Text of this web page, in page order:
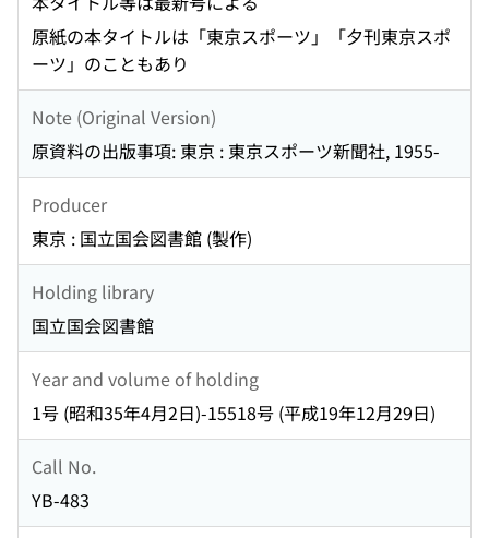
原紙の本タイトルは「東京スポーツ」「夕刊東京スポ
ーツ」のこともあり
Note (Original Version)
原資料の出版事項: 東京 : 東京スポーツ新聞社, 1955-
Producer
東京 : 国立国会図書館 (製作)
Holding library
国立国会図書館
Year and volume of holding
1号 (昭和35年4月2日)-15518号 (平成19年12月29日)
Call No.
YB-483